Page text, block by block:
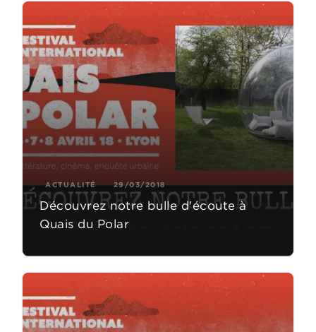
ACTUALITÉ 29/03/2018
Découvrez notre bulle d'écoute à
Quais du Polar